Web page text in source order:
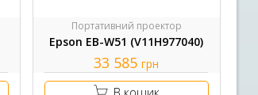
Портативний проектор
Epson EB-W51 (V11H977040)
33 585грн